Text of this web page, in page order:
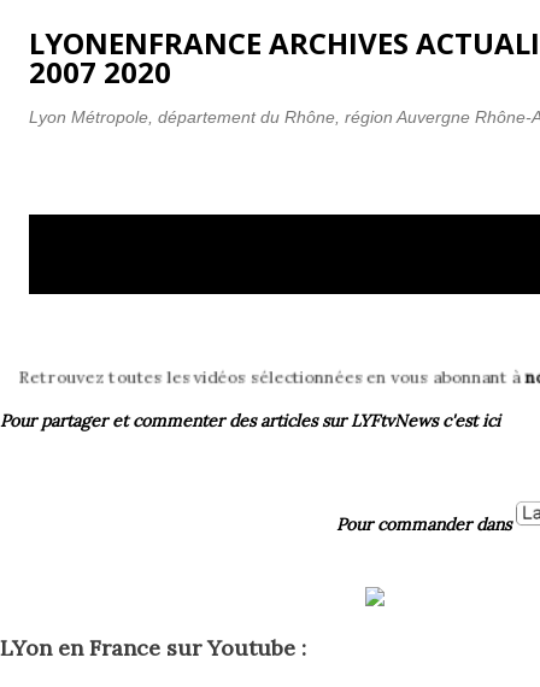
Accéder au contenu principal
LYONENFRANCE ARCHIVES
2007 2020
Lyon Métropole, département du Rhône, région Auvergne Rhône-
e
les vidéos sélectionnées en vous abonnant ànotre chaîne
Pour partager et commenter des articlessur LYFtvNewsc'est ici
Pour commander dans
LYon en France sur Youtube :